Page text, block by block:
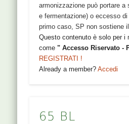
armonizzazione può portare
e fermentazione) o eccesso di
primo caso, SP non sostiene
Questo contenuto è solo per i
come" Accesso Riservato -
REGISTRATI !
Already a member?Accedi
65 BL